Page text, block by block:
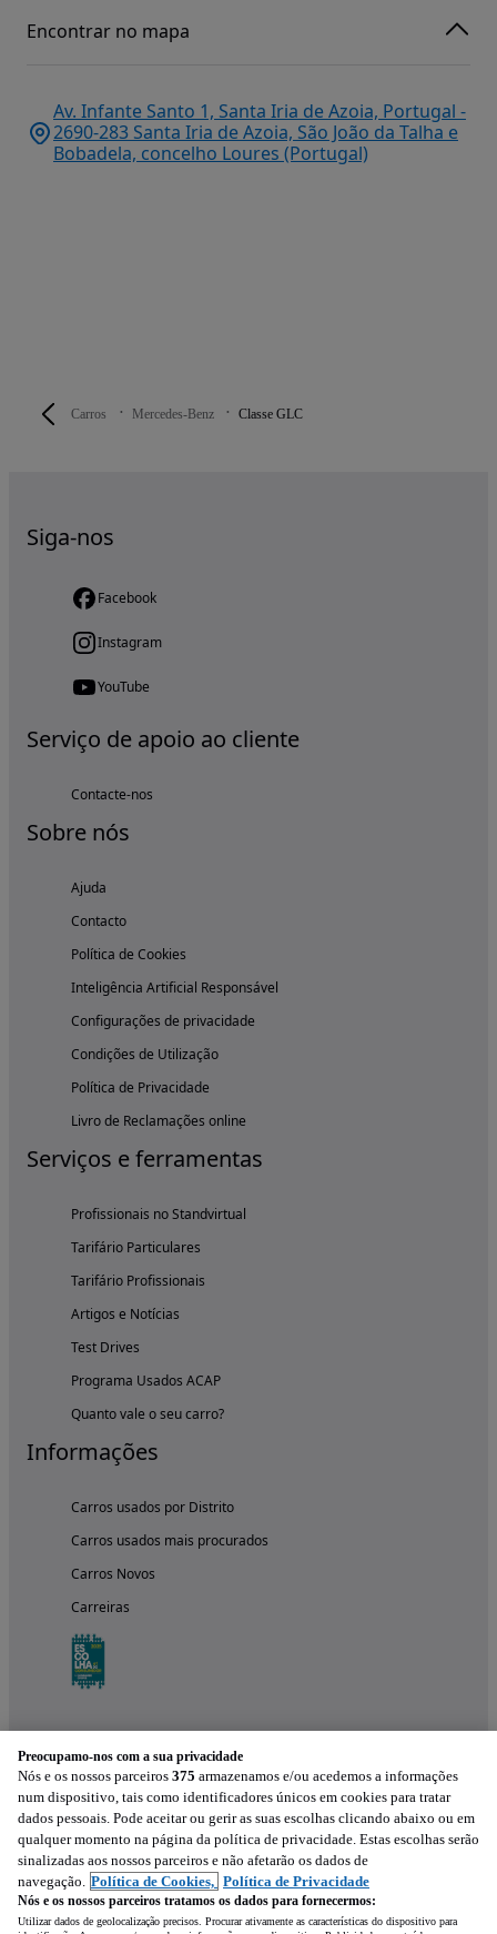
Carros Mercedes-Benz Classe GLC
Encontrar no mapa
Av. Infante Santo 1, Santa Iria de Azoia, Portugal -
2690-283 Santa Iria de Azoia, São João da Talha e
Bobadela, concelho Loures (Portugal)
Siga-nos
Facebook
Instagram
YouTube
Serviço de apoio ao cliente
Contacte-nos
Sobre nós
Ajuda
Contacto
Política de Cookies
Inteligência Artificial Responsável
Configurações de privacidade
Condições de Utilização
Política de Privacidade
Livro de Reclamações online
Serviços e ferramentas
Profissionais no Standvirtual
Tarifário Particulares
Tarifário Profissionais
Artigos e Notícias
Test Drives
Programa Usados ACAP
Quanto vale o seu carro?
Informações
Carros usados por Distrito
Carros usados mais procurados
Carros Novos
Carreiras
Experimenta a aplicação
Preocupamo-nos com a sua privacidade
Nós e os nossos parceiros 375 armazenamos e/ou acedemos a informações
num dispositivo, tais como identificadores únicos em cookies para tratar
dados pessoais. Pode aceitar ou gerir as suas escolhas clicando abaixo ou em
qualquer momento na página da política de privacidade. Estas escolhas serão
sinalizadas aos nossos parceiros e não afetarão os dados de
navegação. Política de Cookies, Política de Privacidade
Nós e os nossos parceiros tratamos os dados para fornecermos:
Utilizar dados de geolocalização precisos. Procurar ativamente as características do dispositivo para